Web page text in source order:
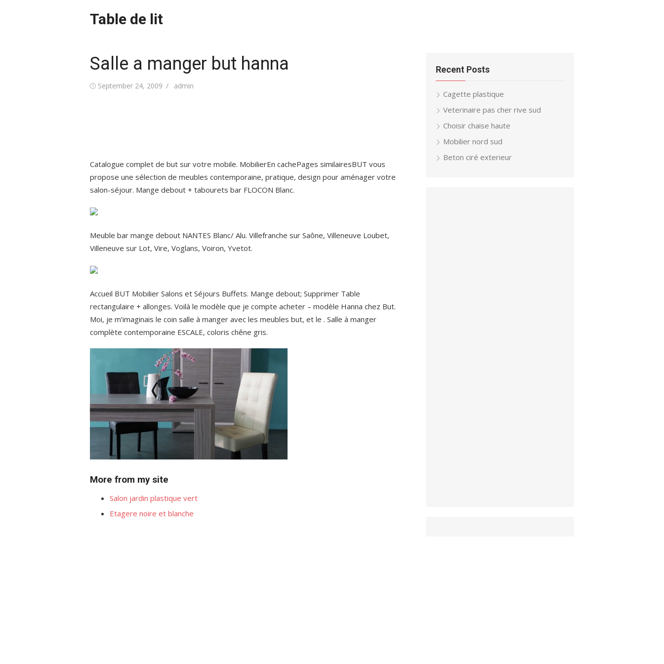
Table de lit
Salle a manger but hanna
Posted
September 24, 2009 Author
admin
Catalogue complet de but sur votre mobile. MobilierEn cachePages similairesBUT vous
propose une sélection de meubles contemporaine, pratique, design pour aménager votre
salon-séjour. Mange debout + tabourets bar FLOCON Blanc.
Meuble bar mange debout NANTES Blanc/ Alu. Villefranche sur Saône, Villeneuve Loubet,
Villeneuve sur Lot, Vire, Voglans, Voiron, Yvetot.
Accueil BUT Mobilier Salons et Séjours Buffets. Mange debout; Supprimer Table
rectangulaire + allonges. Voilà le modèle que je compte acheter – modèle Hanna chez But.
Moi, je m’imaginais le coin salle à manger avec les meubles but, et le . Salle à manger
complète contemporaine ESCALE, coloris chêne gris.
More from my site
Salon jardin plastique vert
Etagere noire et blanche
Recent Posts
Cagette plastique
Veterinaire pas cher rive sud
Choisir chaise haute
Mobilier nord sud
Beton ciré exterieur